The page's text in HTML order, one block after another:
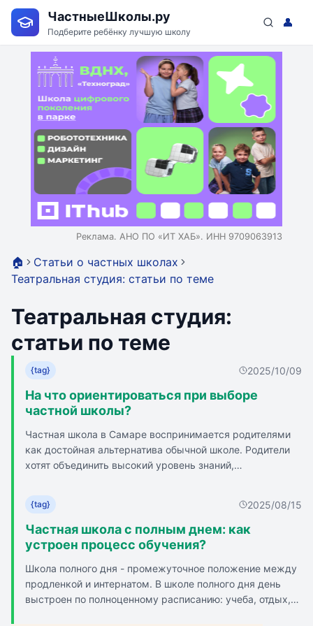
ЧастныеШколы.ру
Подберите ребёнку лучшую школу
👤
Реклама. АНО ПО «ИТ ХАБ». ИНН 9709063913
🏠
Статьи о частных школах
Театральная студия: статьи по теме
Театральная студия:
статьи по теме
{tag} 2025/10/09
На что ориентироваться при выборе
частной школы?
Частная школа в Самаре воспринимается родителями
как достойная альтернатива обычной школе. Родители
хотят объединить высокий уровень знаний,
делают выбор в пользу платной частной школы.
Обучение в частной школе даёт не только знания, но и
полезные связи, уверенность в себе и умение работать
в команде. Лучшие частные школы Самары
стандартам. Современные частные школы формируют
новое поколение активных и самостоятельных детей.
Сайт частной школы важен для родителей, на нём
{tag} 2025/08/15
Частная школа с полным днем: как
устроен процесс обучения?
Школа полного дня - промежуточное положение между
продленкой и интернатом. В школе полного дня день
выстроен по полноценному расписанию: учеба, отдых,